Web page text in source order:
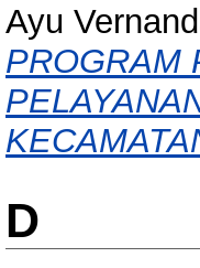
Ayu
PROGRAM
D